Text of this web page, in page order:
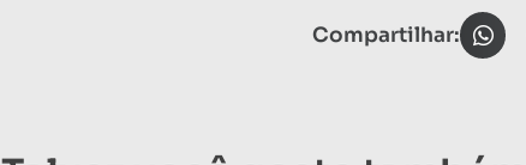
Compartilhar: